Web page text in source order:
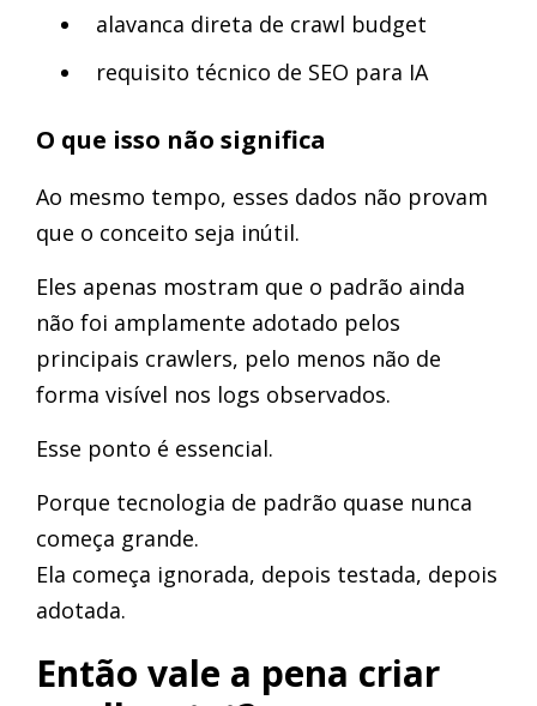
alavanca direta de crawl budget
requisito técnico de SEO para IA
O que isso não significa
Ao mesmo tempo, esses dados não provam
que o conceito seja inútil.
Eles apenas mostram que o padrão ainda
não foi amplamente adotado pelos
principais crawlers, pelo menos não de
forma visível nos logs observados.
Esse ponto é essencial.
Porque tecnologia de padrão quase nunca
começa grande.
Ela começa ignorada, depois testada, depois
adotada.
Então vale a pena criar